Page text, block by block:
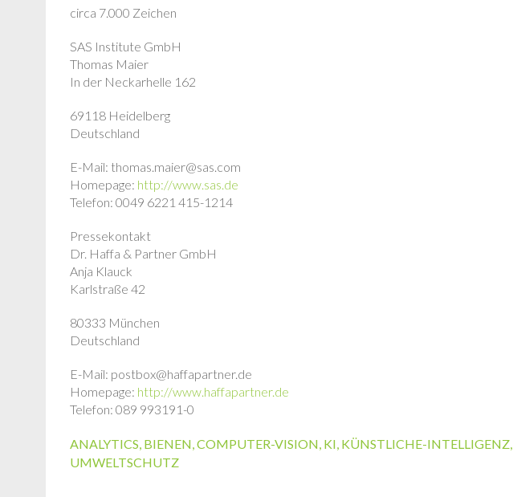
circa 7.000 Zeichen
SAS Institute GmbH
Thomas Maier
In der Neckarhelle 162
69118 Heidelberg
Deutschland
E-Mail: thomas.maier@sas.com
Homepage: http://www.sas.de
Telefon: 0049 6221 415-1214
Pressekontakt
Dr. Haffa & Partner GmbH
Anja Klauck
Karlstraße 42
80333 München
Deutschland
E-Mail: postbox@haffapartner.de
Homepage: http://www.haffapartner.de
Telefon: 089 993191-0
ANALYTICS, BIENEN,COMPUTER-VISION, KI, KÜNSTLICHE-INTELLIGENZ,
UMWELTSCHUTZ